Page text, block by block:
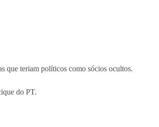
que teriam políticos como sócios ocultos.
do PT.